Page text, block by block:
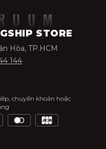
STORE
Hòa, TP.HCM
144
chuyển khoản hoặc